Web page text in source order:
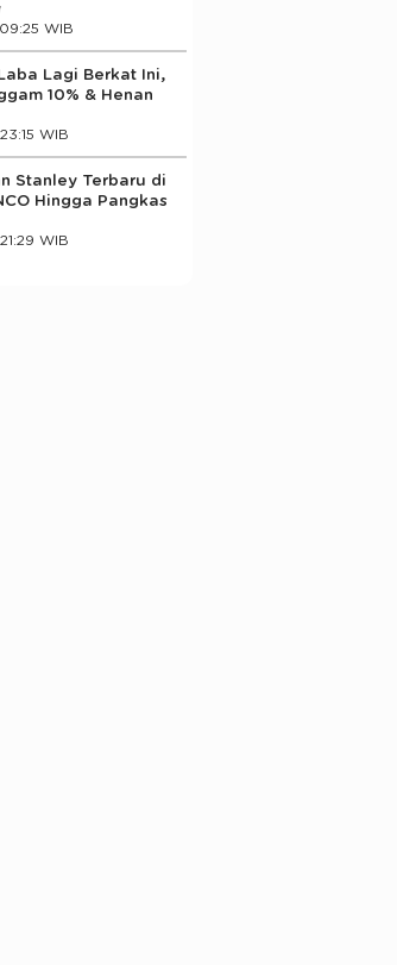
WIB
Lagi Berkat Ini,
10% & Henan
WIB
Stanley Terbaru di
Hingga Pangkas
WIB